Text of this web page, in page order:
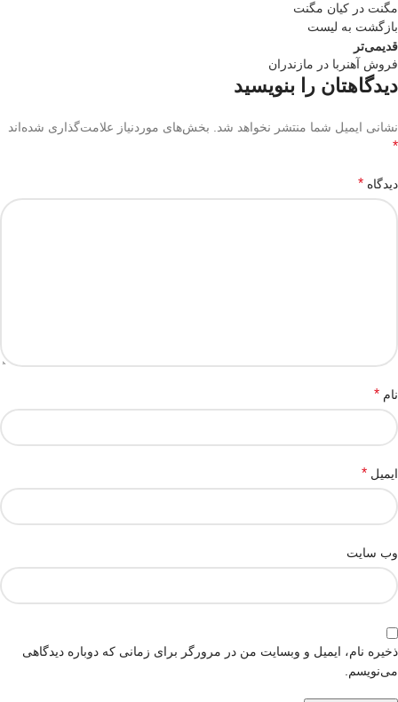
مگنت در کیان مگنت
بازگشت به لیست
قدیمی‌تر
فروش آهنربا در مازندران
دیدگاهتان را بنویسید
نشانی ایمیل شما منتشر نخواهد شد. بخش‌های موردنیاز علامت‌گذاری شده‌اند
*
دیدگاه *
نام *
ایمیل *
وب‌ سایت
ذخیره نام، ایمیل و وبسایت من در مرورگر برای زمانی که دوباره دیدگاهی
می‌نویسم.